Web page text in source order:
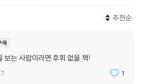
추천순
매
보는 사람이라면 후회 없을 책!
1